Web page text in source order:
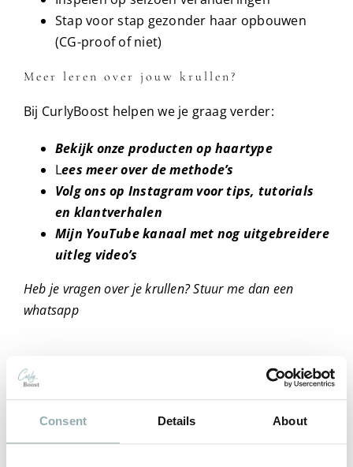
Consent Details About
Stap voor stap gezonder haar opbouwen
(CG-proof of niet)
Meer leren over jouw krullen?
Bij CurlyBoost helpen we je graag verder:
Bekijk onze producten op haartype
Lees meer over de methode’s
Volg ons op Instagram voor tips, tutorials
en klantverhalen
Mijn YouTube kanaal met nog uitgebreidere
uitleg video’s
Heb je vragen over je krullen? Stuur me dan een
whatsapp
2 reacties